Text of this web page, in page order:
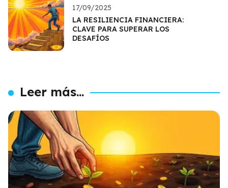
17/09/2025
LA RESILIENCIA FINANCIERA:
CLAVE PARA SUPERAR LOS
DESAFÍOS
Leer más...